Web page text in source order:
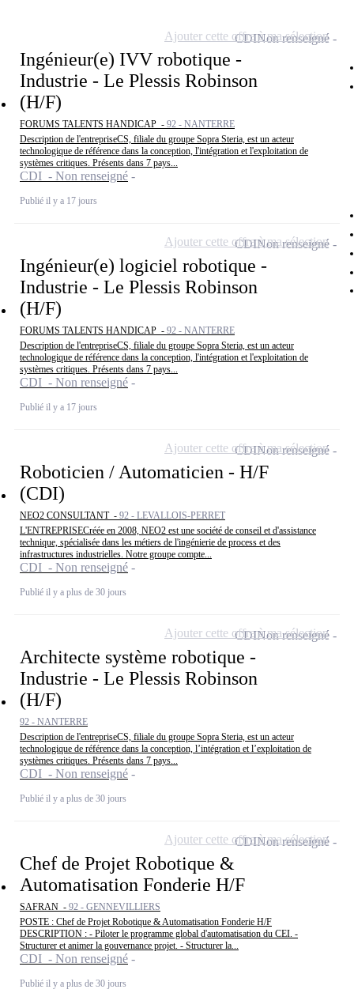
Ingénieur(e) IVV robotique -
Industrie - Le Plessis Robinson
(H/F)
FORUMS TALENTS HANDICAP - 92 - NANTERRE
Description de l'entrepriseCS, filiale du groupe Sopra Steria, est un acteur
technologique de référence dans la conception, l'intégration et l'exploitation de
systèmes critiques. Présents dans 7 pays...
CDI - Non renseigné
Publié il y a 17 jours
CDINon renseigné
Ajouter cette offre à ma sélection
Ingénieur(e) logiciel robotique -
Industrie - Le Plessis Robinson
(H/F)
FORUMS TALENTS HANDICAP - 92 - NANTERRE
Description de l'entrepriseCS, filiale du groupe Sopra Steria, est un acteur
technologique de référence dans la conception, l'intégration et l'exploitation de
systèmes critiques. Présents dans 7 pays...
CDI - Non renseigné
Publié il y a 17 jours
CDINon renseigné
Ajouter cette offre à ma sélection
Roboticien / Automaticien - H/F
(CDI)
NEO2 CONSULTANT - 92 - LEVALLOIS-PERRET
L'ENTREPRISECréée en 2008, NEO2 est une société de conseil et d'assistance
technique, spécialisée dans les métiers de l'ingénierie de process et des
infrastructures industrielles. Notre groupe compte...
CDI - Non renseigné
Publié il y a plus de 30 jours
CDINon renseigné
Ajouter cette offre à ma sélection
Architecte système robotique -
Industrie - Le Plessis Robinson
(H/F)
92 - NANTERRE
Description de l'entrepriseCS, filiale du groupe Sopra Steria, est un acteur
technologique de référence dans la conception, l’intégration et l’exploitation de
systèmes critiques. Présents dans 7 pays...
CDI - Non renseigné
Publié il y a plus de 30 jours
CDINon renseigné
Ajouter cette offre à ma sélection
Chef de Projet Robotique &
Automatisation Fonderie H/F
SAFRAN - 92 - GENNEVILLIERS
POSTE : Chef de Projet Robotique & Automatisation Fonderie H/F
DESCRIPTION : - Piloter le programme global d'automatisation du CEI. -
Structurer et animer la gouvernance projet. - Structurer la...
CDI - Non renseigné
Publié il y a plus de 30 jours
CDINon renseigné
Ajouter cette offre à ma sélection